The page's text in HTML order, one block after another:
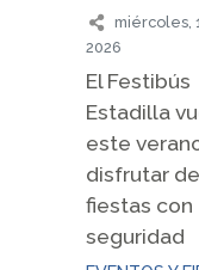
miércoles,
2026
El Festibús
Estadilla
este
disfrutar
fiestas con
seguridad
PLENOS